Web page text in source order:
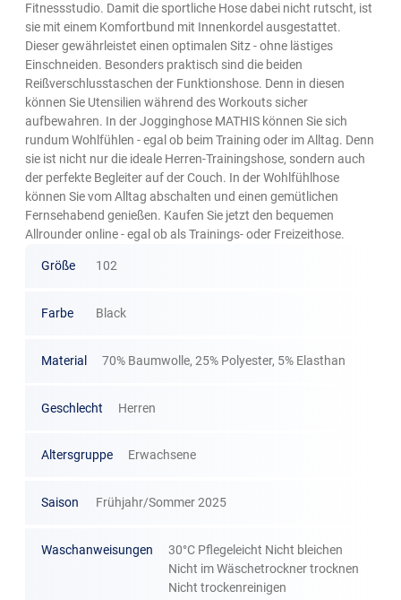
Fitnessstudio. Damit die sportliche Hose dabei nicht rutscht, ist
sie mit einem Komfortbund mit Innenkordel ausgestattet.
Dieser gewährleistet einen optimalen Sitz - ohne lästiges
Einschneiden. Besonders praktisch sind die beiden
Reißverschlusstaschen der Funktionshose. Denn in diesen
können Sie Utensilien während des Workouts sicher
aufbewahren. In der Jogginghose MATHIS können Sie sich
rundum Wohlfühlen - egal ob beim Training oder im Alltag. Denn
sie ist nicht nur die ideale Herren-Trainingshose, sondern auch
der perfekte Begleiter auf der Couch. In der Wohlfühlhose
können Sie vom Alltag abschalten und einen gemütlichen
Fernsehabend genießen. Kaufen Sie jetzt den bequemen
Allrounder online - egal ob als Trainings- oder Freizeithose.
Größe 102
Farbe Black
Material 70% Baumwolle, 25% Polyester, 5% Elasthan
Geschlecht Herren
Altersgruppe Erwachsene
Saison Frühjahr/Sommer 2025
Waschanweisungen
30°C Pflegeleicht Nicht bleichen
Nicht im Wäschetrockner trocknen
Nicht trockenreinigen